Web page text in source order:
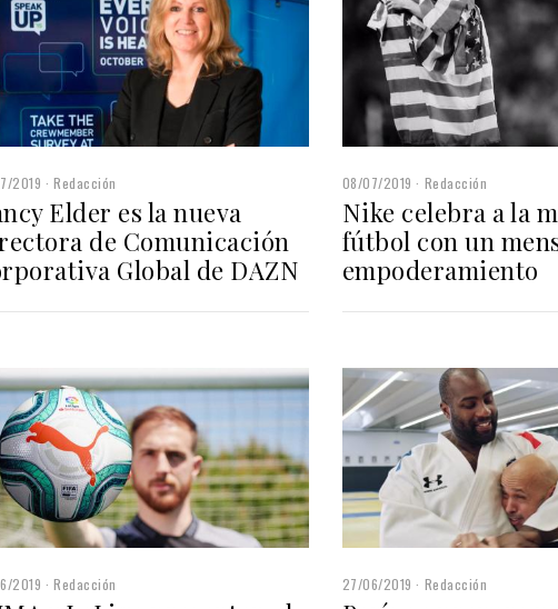
2019 Redacción
Elder es la nueva
de Comunicación
Global de DAZN
08/07/2019 Redacción
Nike celebra a la
fútbol con un
empoderamiento
2019 Redacción 27/06/2019 Redacción